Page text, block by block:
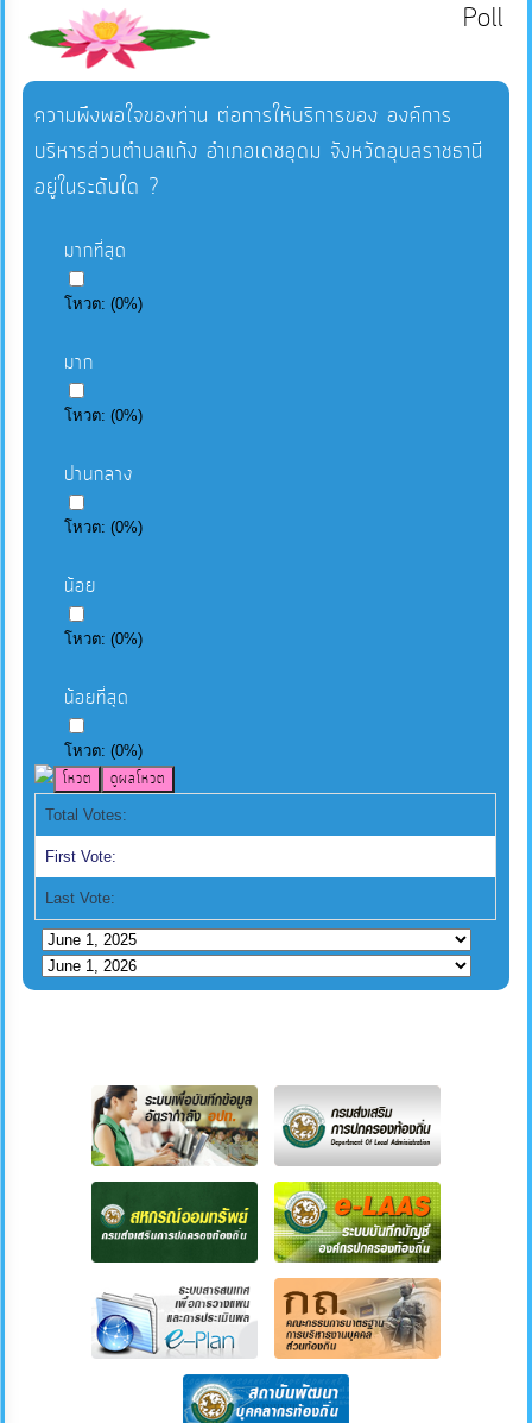
Poll
ความพึงพอใจของท่าน ต่อการให้บริการของ องค์การ
บริหารส่วนตำบลแก้ง อำเภอเดชอุดม จังหวัดอุบลราชธานี
อยู่ในระดับใด ?
มากที่สุด
โหวต:(0%)
มาก
โหวต:(0%)
ปานกลาง
โหวต:(0%)
น้อย
โหวต:(0%)
น้อยที่สุด
โหวต:(0%)
Total Votes:
First Vote:
Last Vote: